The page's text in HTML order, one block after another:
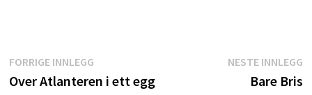
Innleggsnavigasjon
FORRIGE INNLEGG
innlegg:
Over Atlanteren i ett egg
NESTE INNLEGG
Bare Bris